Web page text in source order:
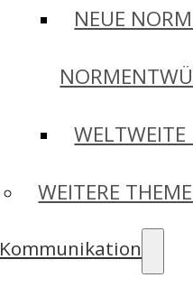
NEUE
WEITERE
Kommunikation